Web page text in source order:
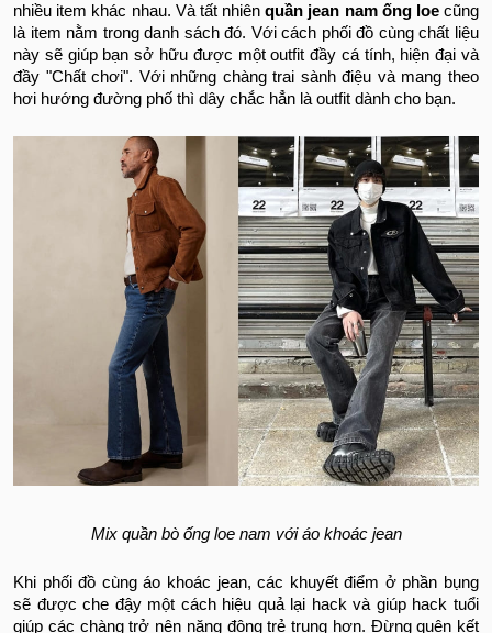
nhiều item khác nhau. Và tất nhiênquần jean nam ống loecũng
là item nằm trong danh sách đó. Với cách phối đồ cùng chất liệu
này sẽ giúp bạn sở hữu được một outfit đầy cá tính, hiện đại và
đầy "Chất chơi". Với những chàng trai sành điệu và mang theo
hơi hướng đường phố thì dây chắc hẳn là outfit dành cho bạn.
Mix quần bò ống loe nam với áo khoác jean
Khi phối đồ cùng áo khoác jean, các khuyết điểm ở phần bụng
sẽ được che đậy một cách hiệu quả lại hack và giúp hack tuổi
giúp các chàng trở nên năng động trẻ trung hơn. Đừng quên kết